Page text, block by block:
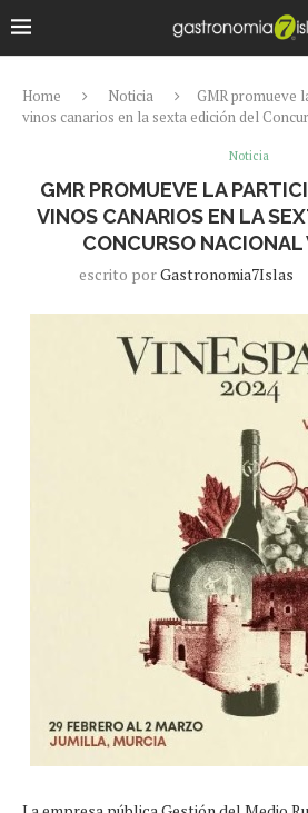
Home Noticia
GMR promueve
vinos canarios en la sexta edición del
Noticia
GMR PROMUEVE LA
VINOS CANARIOS EN LA
CONCURSO NACIONAL
escrito porGastronomia7Islas